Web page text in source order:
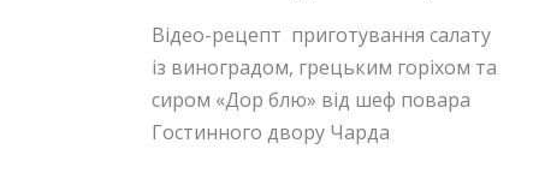
Відео-рецепт приготування салату
із виноградом, грецьким горіхом та
сиром «Дор блю» від шеф повара
Гостинного двору Чарда